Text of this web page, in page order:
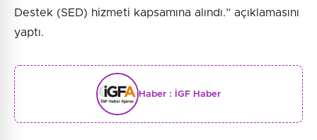
Destek (SED) hizmeti kapsamına alındı.” açıklamasını
yaptı.
Haber : İGF Haber